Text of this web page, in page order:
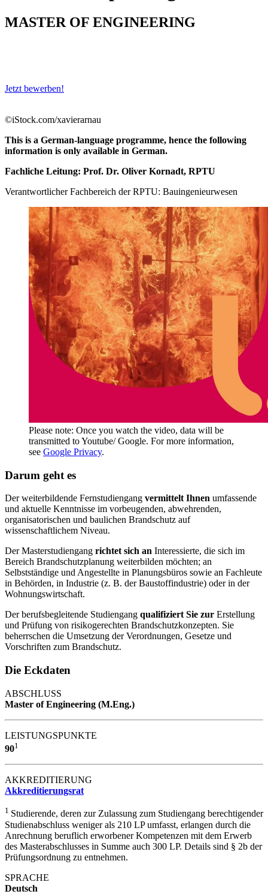
MASTER OF ENGINEERING
Jetzt bewerben!
©iStock.com/xavierarnau
This is a German-language programme, hence the following
information is only available in German.
Fachliche Leitung: Prof. Dr. Oliver Kornadt, RPTU
Verantwortlicher Fachbereich der RPTU: Bauingenieurwesen
Please note: Once you watch the video, data will be
transmitted to Youtube/ Google. For more information,
see Google Privacy.
Darum geht es
Der weiterbildende Fernstudiengang vermittelt Ihnen umfassende
und aktuelle Kenntnisse im vorbeugenden, abwehrenden,
organisatorischen und baulichen Brandschutz auf
wissenschaftlichem Niveau.
Der Masterstudiengang richtet sich an Interessierte, die sich im
Bereich Brandschutzplanung weiterbilden möchten; an
Selbstständige und Angestellte in Planungsbüros sowie an Fachleute
in Behörden, in Industrie (z. B. der Baustoffindustrie) oder in der
Wohnungswirtschaft.
Der berufsbegleitende Studiengang qualifiziert Sie zur Erstellung
und Prüfung von risikogerechten Brandschutzkonzepten. Sie
beherrschen die Umsetzung der Verordnungen, Gesetze und
Vorschriften zum Brandschutz.
Die Eckdaten
ABSCHLUSS
Master of Engineering (M.Eng.)
LEISTUNGSPUNKTE
901
AKKREDITIERUNG
Akkreditierungsrat
1 Studierende, deren zur Zulassung zum Studiengang berechtigender
Studienabschluss weniger als 210 LP umfasst, erlangen durch die
Anrechnung beruflich erworbener Kompetenzen mit dem Erwerb
des Masterabschlusses in Summe auch 300 LP. Details sind § 2b der
Prüfungsordnung zu entnehmen.
SPRACHE
Deutsch